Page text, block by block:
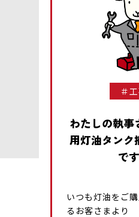
＃
わたしの執事
用灯油タンク
で
いつも灯油をご
るお客さまより